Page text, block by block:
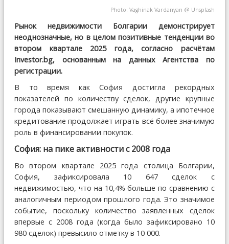
Photo: Vaghinak Vardanyan @ Unsplash
Рынок недвижимости Болгарии демонстрирует
неоднозначные, но в целом позитивные тенденции во
втором квартале 2025 года, согласно расчётам
Investor.bg, основанным на данных Агентства по
регистрации.
В то время как София достигла рекордных
показателей по количеству сделок, другие крупные
города показывают смешанную динамику, а ипотечное
кредитование продолжает играть всё более значимую
роль в финансировании покупок.
София: на пике активности с 2008 года
Во втором квартале 2025 года столица Болгарии,
София, зафиксировала 10 647 сделок с
недвижимостью, что на 10,4% больше по сравнению с
аналогичным периодом прошлого года. Это значимое
событие, поскольку количество заявленных сделок
впервые с 2008 года (когда было зафиксировано 10
980 сделок) превысило отметку в 10 000.